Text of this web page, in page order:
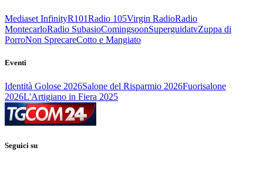
Mediaset InfinityR101Radio 105Virgin RadioRadio
MontecarloRadio SubasioComingsoonSuperguidatvZuppa di
PorroNon SprecareCotto e Mangiato
Eventi
Identità Golose 2026Salone del Risparmio 2026Fuorisalone
2026L'Artigiano in Fiera 2025
Seguici su